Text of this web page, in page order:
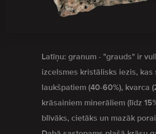
Latīņu: granum - "grauds" ir
izcelsmes kristālisks iezis, kas
laukšpatiem (40-60%), kvarca
krāsainiem minerāliem (līdz
blīvāks, cietāks un mazāk